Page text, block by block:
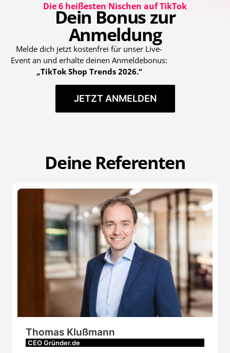
Die 6 heißesten Nischen auf TikTok
Dein Bonus zur
Anmeldung
Melde dich jetzt kostenfrei für unser Live-
Event an und erhalte deinen Anmeldebonus:
„TikTok Shop Trends 2026.“
JETZT ANMELDEN
Deine Referenten
Thomas Klußmann
CEO Gründer.de